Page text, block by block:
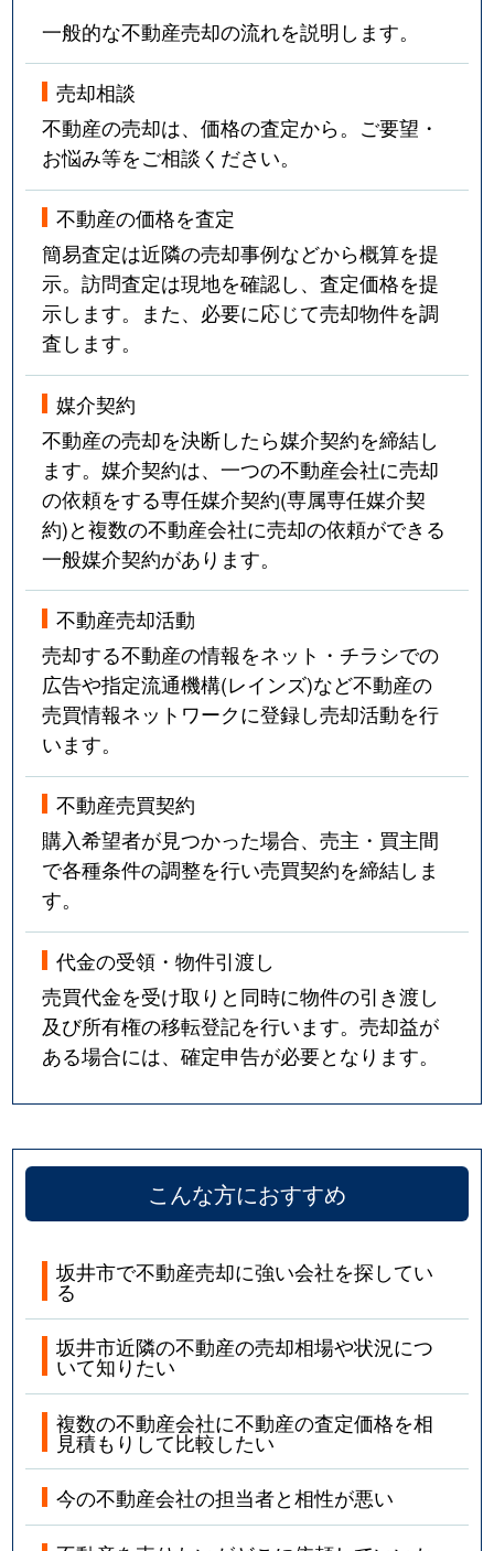
一般的な不動産売却の流れを説明します。
売却相談
不動産の売却は、価格の査定から。ご要望・
お悩み等をご相談ください。
不動産の価格を査定
簡易査定は近隣の売却事例などから概算を提
示。訪問査定は現地を確認し、査定価格を提
示します。また、必要に応じて売却物件を調
査します。
媒介契約
不動産の売却を決断したら媒介契約を締結し
ます。媒介契約は、一つの不動産会社に売却
の依頼をする専任媒介契約(専属専任媒介契
約)と複数の不動産会社に売却の依頼ができる
一般媒介契約があります。
不動産売却活動
売却する不動産の情報をネット・チラシでの
広告や指定流通機構(レインズ)など不動産の
売買情報ネットワークに登録し売却活動を行
います。
不動産売買契約
購入希望者が見つかった場合、売主・買主間
で各種条件の調整を行い売買契約を締結しま
す。
代金の受領・物件引渡し
売買代金を受け取りと同時に物件の引き渡し
及び所有権の移転登記を行います。売却益が
ある場合には、確定申告が必要となります。
こんな方におすすめ
坂井市で不動産売却に強い会社を探してい
る
坂井市近隣の不動産の売却相場や状況につ
いて知りたい
複数の不動産会社に不動産の査定価格を相
見積もりして比較したい
今の不動産会社の担当者と相性が悪い